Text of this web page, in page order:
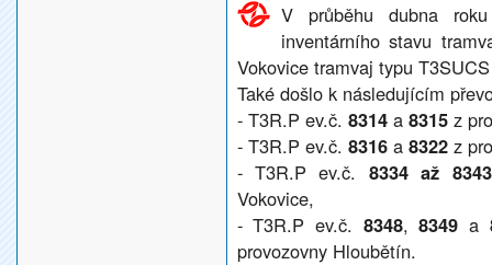
V průběhu dubna
inventárního stavu
Vokovice tramvaj typu
Také došlo k následujícím
- T3R.P ev.č. 8314a 8315z
- T3R.P ev.č. 8316a 8322z
- T3R.P ev.č. 8334 až 8343
Vokovice,
- T3R.P ev.č. 8348,8349 a
provozovny Hloubětín.